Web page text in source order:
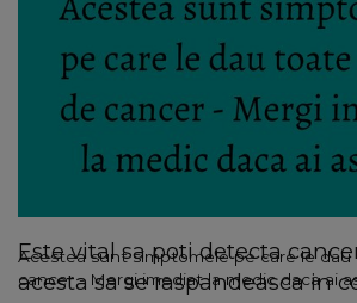
Acestea sunt simptomele pe care le
cancer - Mergi imediat la medic daca ai
Este vital sa poti detecta
acesta sa se raspandeasca in